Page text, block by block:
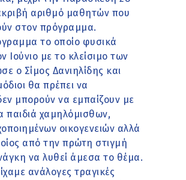
αριθμό μαθητών που
στον πρόγραμμα.
το οποίο φυσικά
Ιούνιο με το κλείσιμο των
ο Σίμος Δανιηλίδης και
θα πρέπει να
μπορούν να εμπαίζουν με
παιδιά χαμηλόμισθων,
οικογενειών αλλά
από την πρώτη στιγμή
να λυθεί άμεσα το θέμα.
ανάλογες τραγικές